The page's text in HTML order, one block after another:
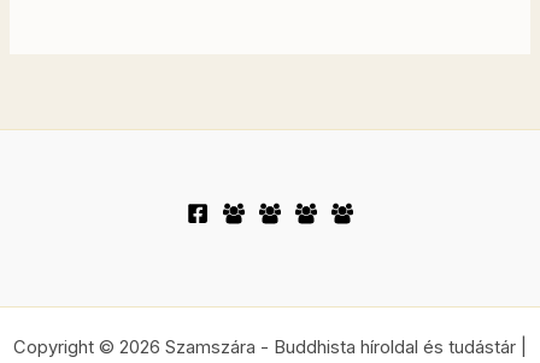
Copyright © 2026 Szamszára - Buddhista híroldal és tudástár |